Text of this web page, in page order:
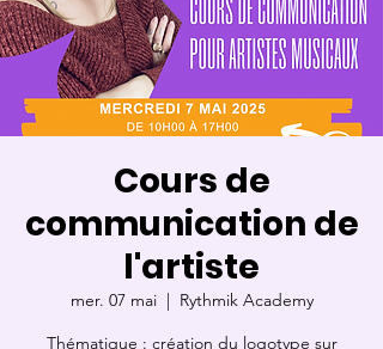
Cours de
communication de
l'artiste
mer. 07 mai
  |
Rythmik Academy
Thématique : création du logotype sur